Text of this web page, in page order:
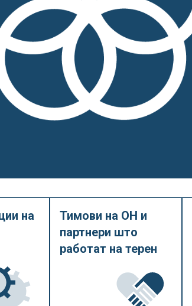
на
Тимови на ОН и
партнери што
работат на терен